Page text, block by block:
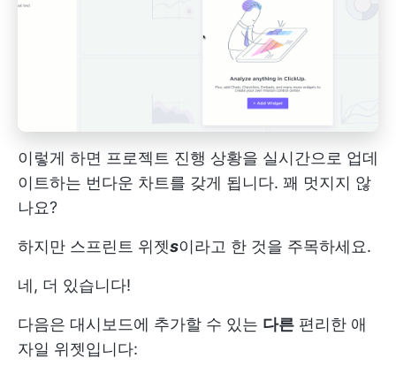
이렇게 하면 프로젝트 진행 상황을 실시간으로 업데
이트하는 번다운 차트를 갖게 됩니다. 꽤 멋지지 않
나요?
하지만 스프린트 위젯s이라고 한 것을 주목하세요.
네, 더 있습니다!
다음은 대시보드에 추가할 수 있는 다른 편리한 애
자일 위젯입니다: